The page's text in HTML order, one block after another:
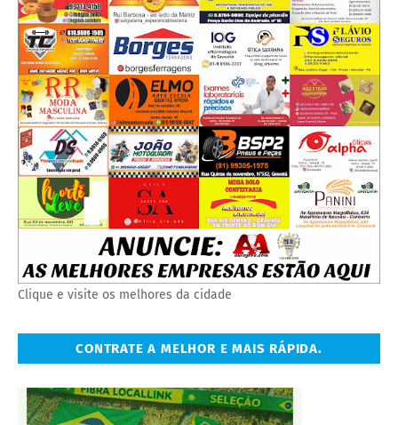
Clique e visite os melhores da cidade
CONTRATE A MELHOR E MAIS RÁPIDA.